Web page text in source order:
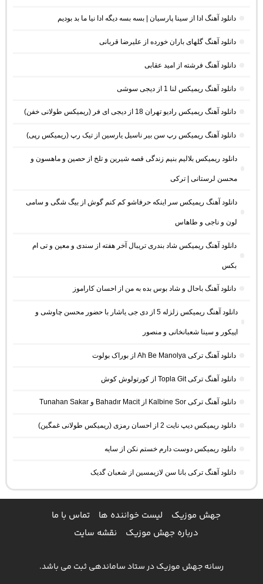
دانلود آهنگ ادا از سینا پارسیان | بسه بسه دیگه ادا نیا ما بد بودیم
دانلود آهنگ گلهای باران خورده از علیرضا قربانی
دانلود آهنگ فرشته از امید عقابی
دانلود آهنگ ریمیکس لنا 1 از دیجی سوشی
دانلود آهنگ ریمیکس رادیو تهران 18 از دیجی ای فر (ریمیکس طولانی خفن)
دانلود آهنگ ریمیکس رپ سن بیر ناسیل یارسین از تیک رپ (ریمیکس رپی)
دانلود ریمیکس بلالیم بنیم زندگی قصه شیرین و تلخ از حصین و ماهسون و
محسن لرستانی | ترکی
دانلود آهنگ ریمیکس سر اینکه حرفاشو کم کنم گوش از بیگ شگی و سامی
لون و ناجی و طاهاس
دانلود آهنگ ریمیکس شاد بندری تریبال آخر هفته از سندی و معین و تی ام
بکس
دانلود آهنگ باحال و شاد بوس بده به من از احسان کاراموز
دانلود آهنگ ریمیکس زلزله 5 از دی جی یاشار با حضور محسن چاوشی و
اپیکور و سینا شعبانخانی و منصور
دانلود آهنگ ترکی Ah Be Manolya از بوراک بولوت
دانلود آهنگ ترکی Topla Git از کورتولوش کوش
دانلود آهنگ ترکی Kalbine Sor از Bahadır Macit و Tunahan Sakar
دانلود ریمیکس دیپ نایت 2 از احسان رمزی (ریمیکس طولانی غمگین)
دانلود ریمیکس دوست دارم خستم نکن از سایه
دانلود آهنگ ترکی بانا سن لازیمسین از شعبان گدیک
جهش موزیک لیست خواننده ها
تماس با ما
درباره جهش موزیک
نقشه سایت
رسانه جهش موزیک در ستاد ساماندهی ثبت می باشد.